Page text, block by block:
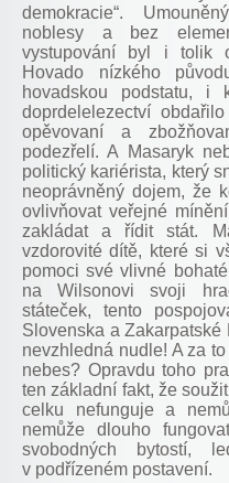
demokracie“.
noblesy a bez
vystupování byl i tolik
Hovado nízkého
hovadskou podstatu, i
doprdelelezectví
opěvovaní a
podezřelí. A Masaryk
politický kariérista, který
neoprávněný dojem, že
ovlivňovat veřejné
zakládat a řídit stát.
vzdorovité dítě, které si
pomoci své vlivné
na Wilsonovi svoji
státeček, tento
Slovenska a
nevzhledná nudle! A za
nebes? Opravdu toho
ten základní fakt, že
celku nefunguje a
nemůže dlouho
svobodných
v podřízeném postavení.